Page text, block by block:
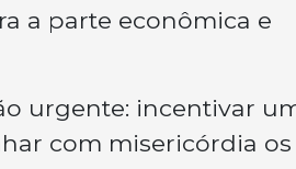
a parte econômica e
urgente: incentivar
com misericórdia os